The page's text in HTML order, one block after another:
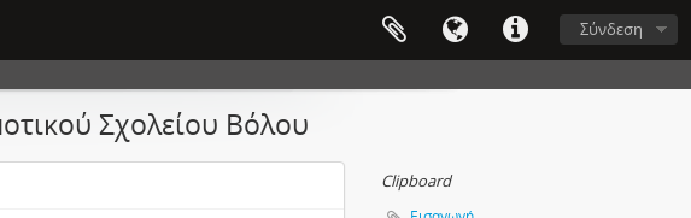
Σύνδεση
Σχολείου Βόλου
Clipboard